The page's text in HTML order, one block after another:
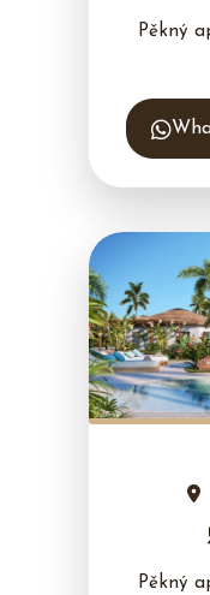
Pěkný
Pěkný